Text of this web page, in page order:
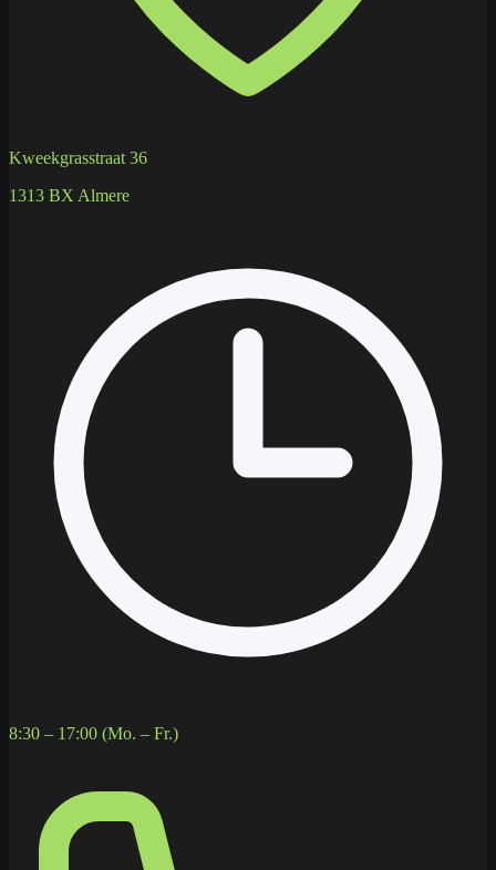
Kweekgrasstraat 36
1313 BX Almere
8:30 – 17:00 (Mo. – Fr.)